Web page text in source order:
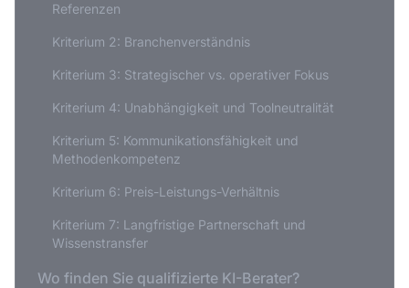
Referenzen
Kriterium 2: Branchenverständnis
Kriterium 3: Strategischer vs. operativer Fokus
Kriterium 4: Unabhängigkeit und Toolneutralität
Kriterium 5: Kommunikationsfähigkeit und
Methodenkompetenz
Kriterium 6: Preis-Leistungs-Verhältnis
Kriterium 7: Langfristige Partnerschaft und
Wissenstransfer
Wo finden Sie qualifizierte KI-Berater?